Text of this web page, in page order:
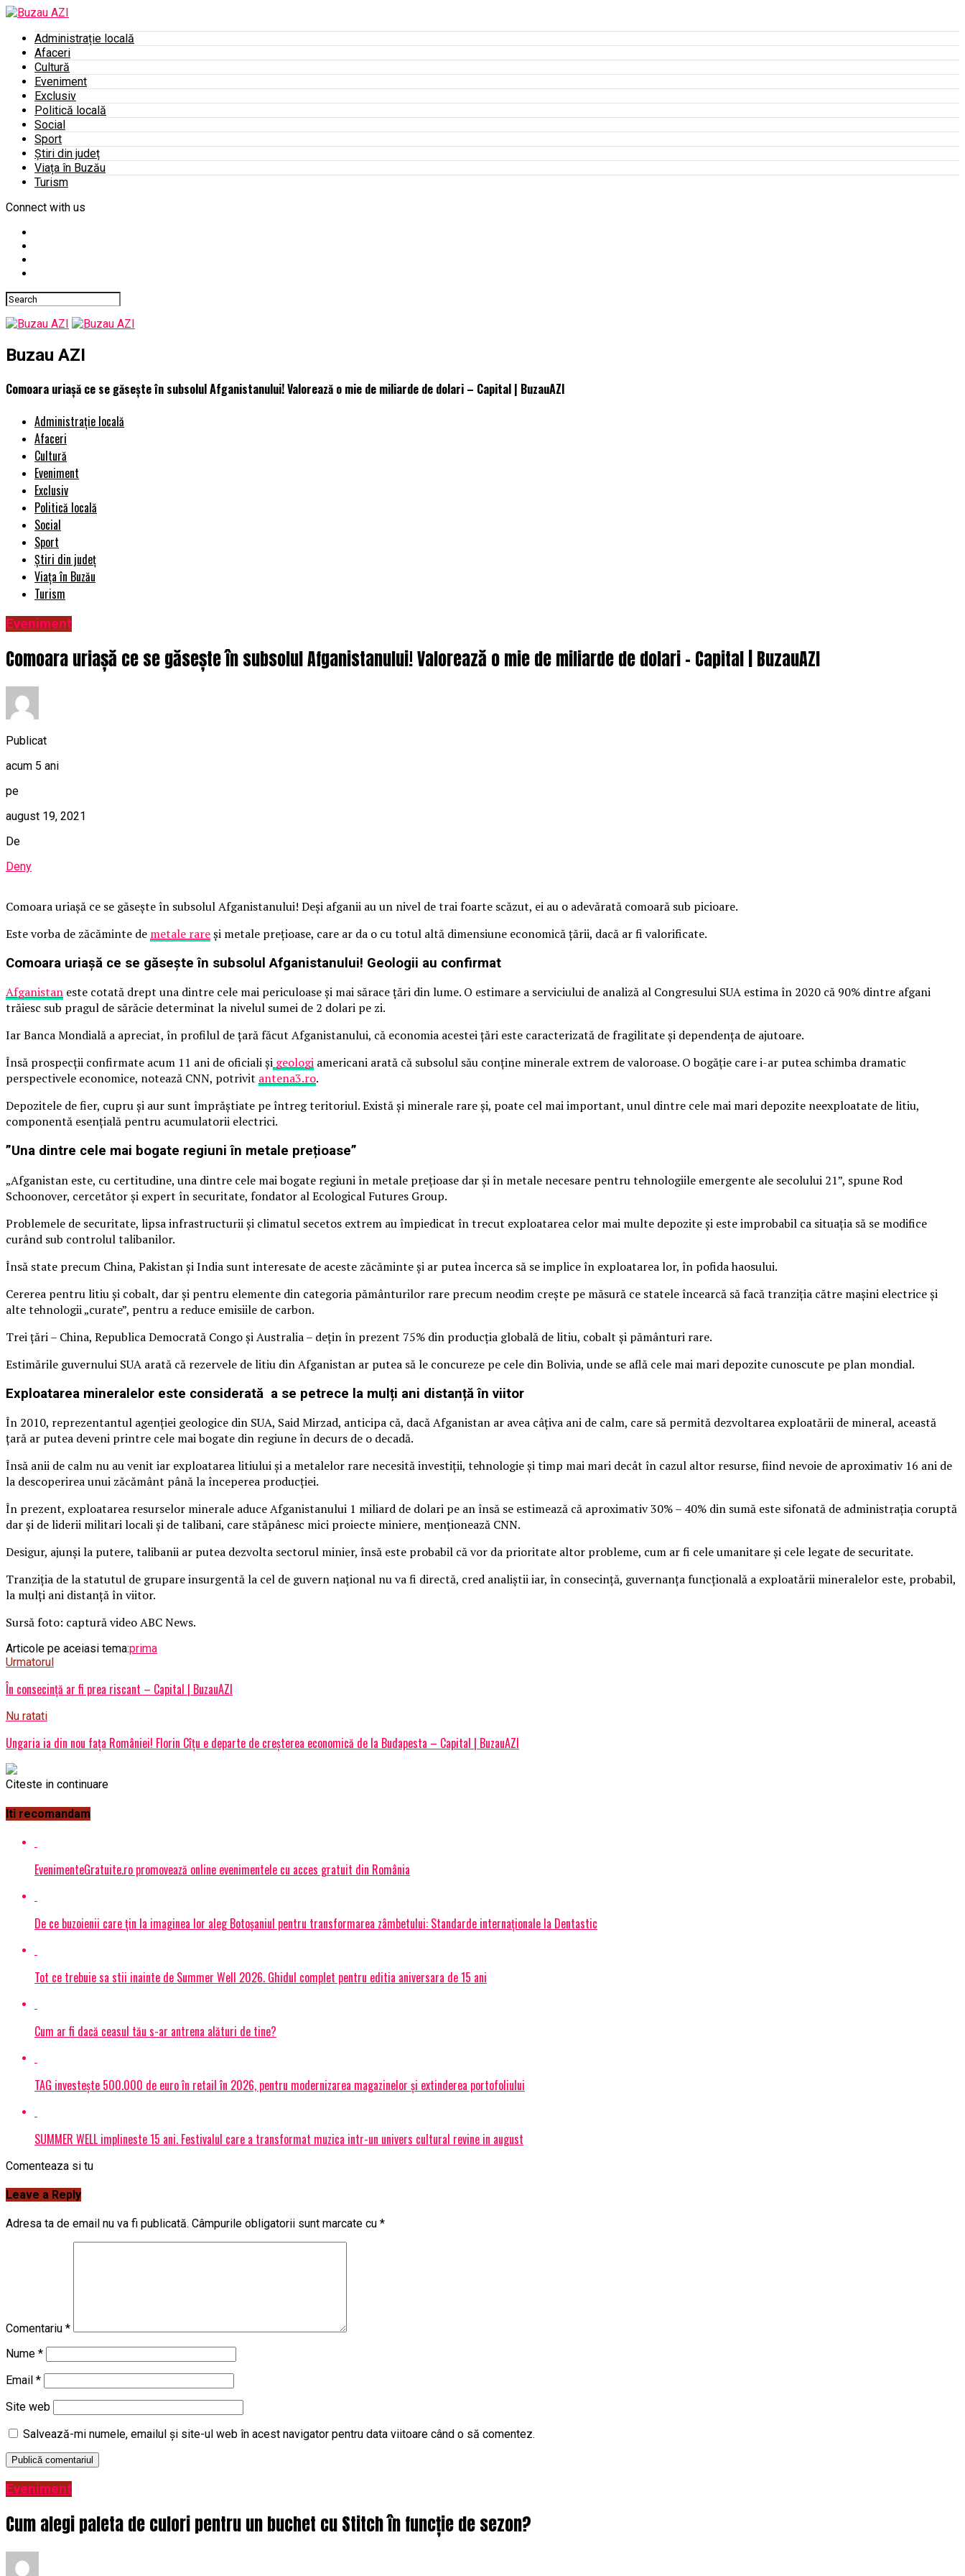
Administrație locală
Afaceri
Cultură
Eveniment
Exclusiv
Politică locală
Social
Sport
Știri din județ
Viața în Buzău
Turism
Connect with us
Buzau AZI
Comoara uriașă ce se găsește în subsolul Afganistanului! Valorează o mie de miliarde de dolari – Capital | BuzauAZI
Administrație locală
Afaceri
Cultură
Eveniment
Exclusiv
Politică locală
Social
Sport
Știri din județ
Viața în Buzău
Turism
Eveniment
Comoara uriașă ce se găsește în subsolul Afganistanului! Valorează o mie de miliarde de dolari – Capital | BuzauAZI
Publicat
acum 5 ani
pe
august 19, 2021
De
Deny
Comoara uriașă ce se găsește în subsolul Afganistanului! Deși afganii au un nivel de trai foarte scăzut, ei au o adevărată comoară sub picioare.
Este vorba de zăcăminte de metale rareși metale prețioase, care ar da o cu totul altă dimensiune economică țării, dacă ar fi valorificate.
Comoara uriașă ce se găsește în subsolul Afganistanului! Geologii au confirmat
Afganistan este cotată drept una dintre cele mai periculoase și mai sărace țări din lume. O estimare a serviciului de analiză al Congresului SUA estima în 2020 că 90% dintre afgani
trăiesc sub pragul de sărăcie determinat la nivelul sumei de 2 dolari pe zi.
Iar Banca Mondială a apreciat, în profilul de țară făcut Afganistanului, că economia acestei țări este caracterizată de fragilitate și dependența de ajutoare.
Însă prospecții confirmate acum 11 ani de oficiali și geologi americani arată că subsolul său conține minerale extrem de valoroase. O bogăție care i-ar putea schimba dramatic
perspectivele economice, notează CNN, potrivit antena3.ro.
Depozitele de fier, cupru și aur sunt împrăștiate pe întreg teritoriul. Există și minerale rare și, poate cel mai important, unul dintre cele mai mari depozite neexploatate de litiu,
componentă esențială pentru acumulatorii electrici.
”Una dintre cele mai bogate regiuni în metale prețioase”
„Afganistan este, cu certitudine, una dintre cele mai bogate regiuni în metale prețioase dar și în metale necesare pentru tehnologiile emergente ale secolului 21”, spune Rod
Schoonover, cercetător și expert în securitate, fondator al Ecological Futures Group.
Problemele de securitate, lipsa infrastructurii și climatul secetos extrem au împiedicat în trecut exploatarea celor mai multe depozite și este improbabil ca situația să se modifice
curând sub controlul talibanilor.
Însă state precum China, Pakistan și India sunt interesate de aceste zăcăminte și ar putea încerca să se implice în exploatarea lor, în pofida haosului.
Cererea pentru litiu și cobalt, dar și pentru elemente din categoria pământurilor rare precum neodim crește pe măsură ce statele încearcă să facă tranziția către mașini electrice și
alte tehnologii „curate”, pentru a reduce emisiile de carbon.
Trei țări – China, Republica Democrată Congo și Australia – dețin în prezent 75% din producția globală de litiu, cobalt și pământuri rare.
Estimările guvernului SUA arată că rezervele de litiu din Afganistan ar putea să le concureze pe cele din Bolivia, unde se află cele mai mari depozite cunoscute pe plan mondial.
Exploatarea mineralelor este considerată a se petrece la mulți ani distanță în viitor
În 2010, reprezentantul agenției geologice din SUA, Said Mirzad, anticipa că, dacă Afganistan ar avea câțiva ani de calm, care să permită dezvoltarea exploatării de mineral, această
țară ar putea deveni printre cele mai bogate din regiune în decurs de o decadă.
Însă anii de calm nu au venit iar exploatarea litiului și a metalelor rare necesită investiții, tehnologie și timp mai mari decât în cazul altor resurse, fiind nevoie de aproximativ 16 ani de
la descoperirea unui zăcământ până la începerea producției.
În prezent, exploatarea resurselor minerale aduce Afganistanului 1 miliard de dolari pe an însă se estimează că aproximativ 30% – 40% din sumă este sifonată de administrația coruptă
dar și de liderii militari locali și de talibani, care stăpânesc mici proiecte miniere, menționează CNN.
Desigur, ajunși la putere, talibanii ar putea dezvolta sectorul minier, însă este probabil că vor da prioritate altor probleme, cum ar fi cele umanitare și cele legate de securitate.
Tranziția de la statutul de grupare insurgentă la cel de guvern național nu va fi directă, cred analiștii iar, în consecință, guvernanța funcțională a exploatării mineralelor este, probabil,
la mulți ani distanță în viitor.
Sursă foto: captură video ABC News.
Articole pe aceiasi tema:prima
Urmatorul
În consecinţă ar fi prea riscant – Capital | BuzauAZI
Nu ratati
Ungaria ia din nou fața României! Florin Cîțu e departe de creșterea economică de la Budapesta – Capital | BuzauAZI
Citeste in continuare
Iti recomandam
EvenimenteGratuite.ro promovează online evenimentele cu acces gratuit din România
De ce buzoienii care țin la imaginea lor aleg Botoșaniul pentru transformarea zâmbetului: Standarde internaționale la Dentastic
Tot ce trebuie sa stii inainte de Summer Well 2026. Ghidul complet pentru editia aniversara de 15 ani
Cum ar fi dacă ceasul tău s-ar antrena alături de tine?
TAG investește 500.000 de euro în retail în 2026, pentru modernizarea magazinelor și extinderea portofoliului
SUMMER WELL implineste 15 ani. Festivalul care a transformat muzica intr-un univers cultural revine in august
Comenteaza si tu
Leave a Reply
Adresa ta de email nu va fi publicată. Câmpurile obligatorii sunt marcate cu *
Comentariu *
Nume *
Email *
Site web
Salvează-mi numele, emailul și site-ul web în acest navigator pentru data viitoare când o să comentez.
Eveniment
Cum alegi paleta de culori pentru un buchet cu Stitch în funcție de sezon?